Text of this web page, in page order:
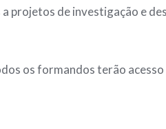
projetos de investigação e
os formandos terão